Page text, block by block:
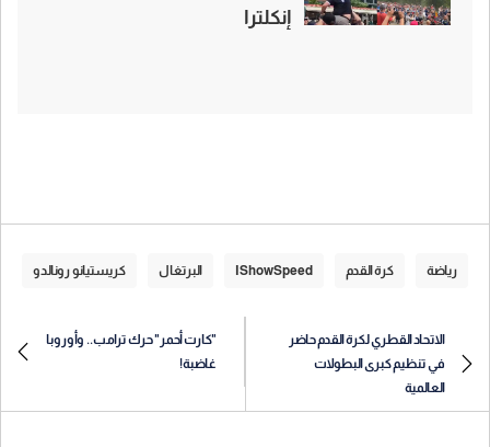
إنكلترا
رياضة كرة القدم IShowSpeed البرتغال كريستيانو رونالدو
الاتحاد القطري لكرة القدم حاضر
في تنظيم كبرى البطولات
العالمية
"كارت أحمر" حرك ترامب.. وأوروبا
غاضبة!